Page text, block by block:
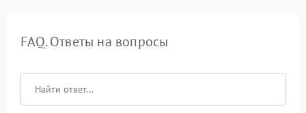
FAQ. Ответы на вопросы